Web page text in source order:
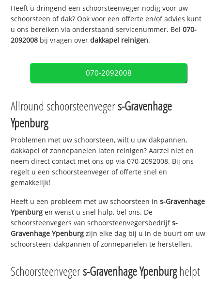
Heeft u dringend een schoorsteenveger nodig voor uw
schoorsteen of dak? Ook voor een offerte en/of advies kunt
u ons bereiken via onderstaand servicenummer. Bel070-
2092008 bij vragen overdakkapel reinigen.
070-2092008
Allround schoorsteenvegers-Gravenhage
Ypenburg
Problemen met uw schoorsteen, wilt u uw dakpannen,
dakkapel of zonnepanelen laten reinigen? Aarzel niet en
neem direct contact met ons op via 070-2092008. Bij ons
regelt u een schoorsteenveger of offerte snel en
gemakkelijk!
Heeft u een probleem met uw schoorsteen ins-Gravenhage
Ypenburg en wenst u snel hulp, bel ons. De
schoorsteenvegers van schoorsteenvegersbedrijfs-
Gravenhage Ypenburg zijn elke dag bij u in de buurt om uw
schoorsteen, dakpannen of zonnepanelen te herstellen.
Schoorsteenvegers-Gravenhage Ypenburghelpt